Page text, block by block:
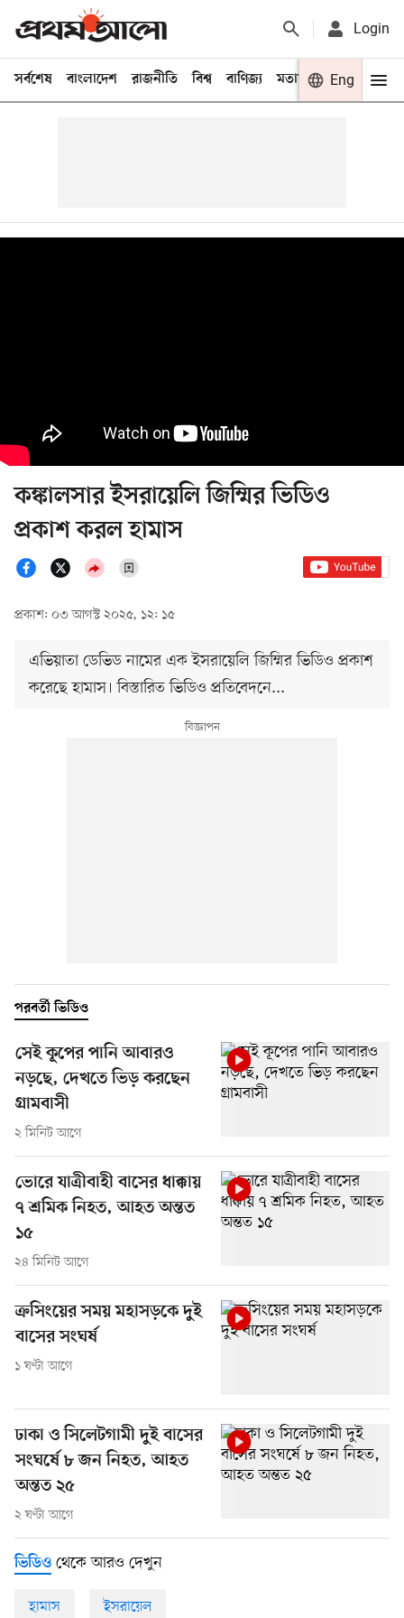
Login
সর্বশেষ বাংলাদেশ রাজনীতি বিশ্ব বাণিজ্য মতামত খেলা
Eng
কঙ্কালসার ইসরায়েলি জিম্মির ভিডিও
প্রকাশ করল হামাস
প্রকাশ: ০৩ আগস্ট ২০২৫, ১২: ১৫
এভিয়াতা ডেভিড নামের এক ইসরায়েলি জিম্মির ভিডিও প্রকাশ
করেছে হামাস। বিস্তারিত ভিডিও প্রতিবেদনে...
পরবর্তী ভিডিও
সেই কূপের পানি আবারও
নড়ছে, দেখতে ভিড় করছেন
গ্রামবাসী
২ মিনিট আগে
ভোরে যাত্রীবাহী বাসের ধাক্কায়
৭ শ্রমিক নিহত, আহত অন্তত
১৫
২৪ মিনিট আগে
ক্রসিংয়ের সময় মহাসড়কে দুই
বাসের সংঘর্ষ
১ ঘণ্টা আগে
ঢাকা ও সিলেটগামী দুই বাসের
সংঘর্ষে ৮ জন নিহত, আহত
অন্তত ২৫
২ ঘণ্টা আগে
ভিডিও থেকে আরও দেখুন
হামাস ইসরায়েল